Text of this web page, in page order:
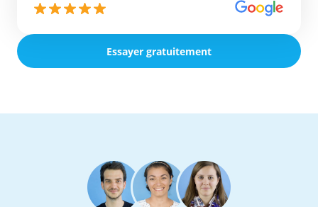
Essayer gratuitement